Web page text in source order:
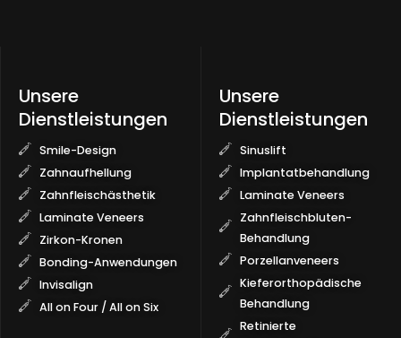
Unsere
Dienstleistungen
Smile-Design
Zahnaufhellung
Zahnfleischästhetik
Laminate Veneers
Zirkon-Kronen
Bonding-Anwendungen
Invisalign
All on Four / All on Six
Unsere
Dienstleistungen
Sinuslift
Implantatbehandlung
Laminate Veneers
Zahnfleischbluten-
Behandlung
Porzellanveneers
Kieferorthopädische
Behandlung
Retinierte